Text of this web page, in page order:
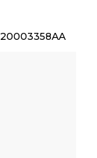
20003358AA